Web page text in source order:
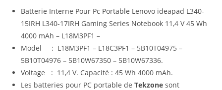
Batterie Interne Pour Pc Portable Lenovo ideapad L340-
15IRH L340-17IRH Gaming Series Notebook 11,4 V 45 Wh
4000 mAh – L18M3PF1 –
Model : L18M3PF1 – L18C3PF1 – 5B10T04975 –
5B10T04976 – 5B10W67350 – 5B10W67336.
Voltage : 11,4 V. Capacité : 45 Wh 4000 mAh.
Les batteries pour PC portable deTekzone sont